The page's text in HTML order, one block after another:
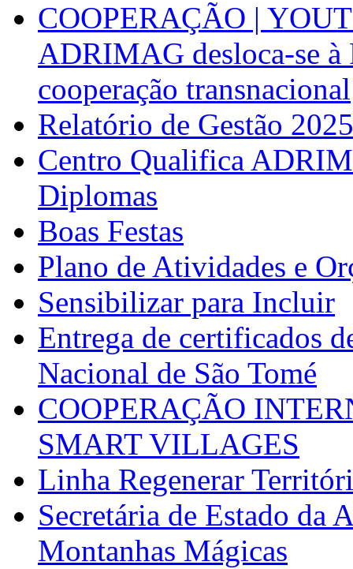
COOPERAÇÃO |
ADRIMAG desloca-se
cooperação transnacional
Relatório de Gestão 2025
Centro Qualifica
Diplomas
Boas Festas
Plano de Atividades e
Sensibilizar para Incluir
Entrega de certificados
Nacional de São Tomé
COOPERAÇÃO
SMART VILLAGES
Linha Regenerar
Secretária de Estado da
Montanhas Mágicas